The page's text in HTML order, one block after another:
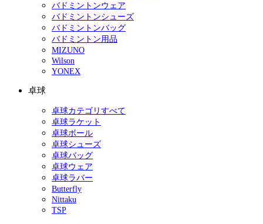
バドミントンウェア
バドミントンシューズ
バドミントンバッグ
バドミントン用品
MIZUNO
Wilson
YONEX
卓球
卓球カテゴリすべて
卓球ラケット
卓球ボール
卓球シューズ
卓球バッグ
卓球ウェア
卓球ラバー
Butterfly
Nittaku
TSP